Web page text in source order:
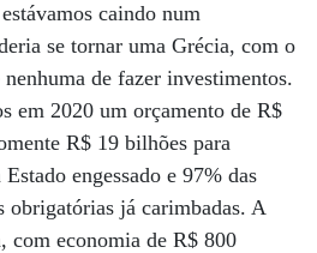
caindo num
se tornar uma Grécia, com o
de fazer investimentos.
em 2020 um orçamento de R$
R$ 19 bilhões para
engessado e 97% das
obrigatórias já carimbadas. A
com economia de R$ 800